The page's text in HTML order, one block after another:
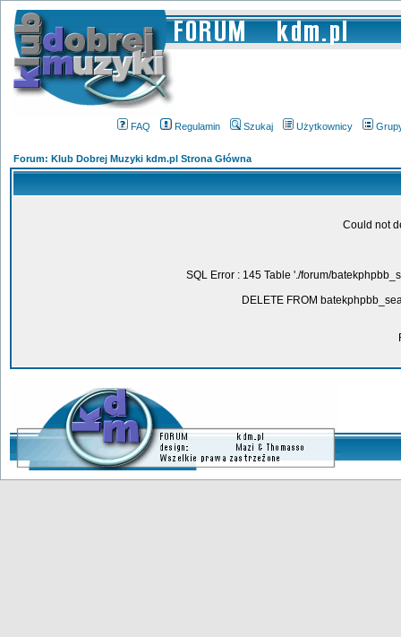
FAQ Regulamin Szukaj Użytkownicy
Forum: Klub Dobrej Muzyki kdm.pl Strona Główna
Could not
SQL Error : 145 Table './forum/
DELETE FROM